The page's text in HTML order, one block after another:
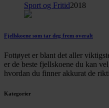
Sport og Fritid2018
Fjellskoene som tar deg frem overalt
Fottøyet er blant det aller
er de beste fjellskoene du kan
hvordan du finner akkurat de
Kategorier